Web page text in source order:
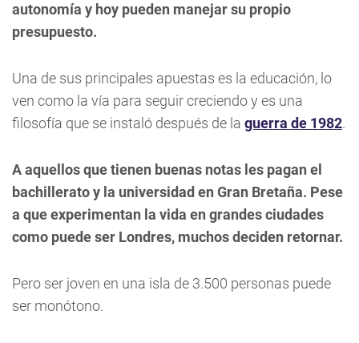
autonomía y hoy pueden manejar su propio
presupuesto.
Una de sus principales apuestas es la educación, lo
ven como la vía para seguir creciendo y es una
filosofía que se instaló después de la guerra de 1982.
A aquellos que tienen buenas notas les pagan el
bachillerato y la universidad en Gran Bretaña. Pese
a que experimentan la vida en grandes ciudades
como puede ser Londres, muchos deciden retornar.
Pero ser joven en una isla de 3.500 personas puede
ser monótono.